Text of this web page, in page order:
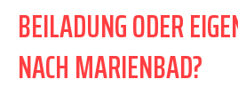
BEILADUNG ODER
NACH MARIENBAD?